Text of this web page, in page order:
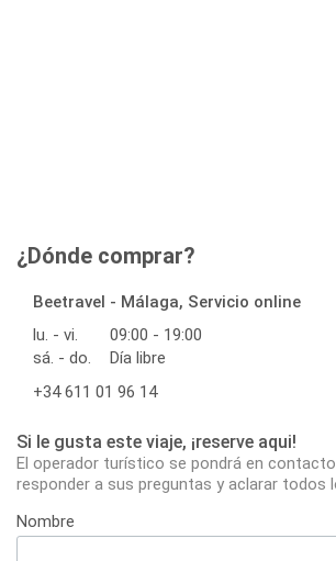
¿Dónde comprar?
Beetravel - Málaga, Servicio online
lu. - vi.
09:00 - 19:00
sá. - do.
Día libre
+34 611 01 96 14
Si le gusta este viaje, ¡reserve aqui!
El operador turístico se pondrá en
responder a sus preguntas y aclarar todos
Nombre